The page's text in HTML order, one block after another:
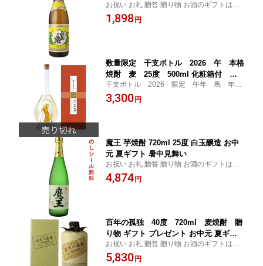
ト 暑中見舞い
お祝い お礼 贈答 贈り物 お酒のギフトはお
任せ下さい
1,898 円
数量限定 干支ボトル 2026 午 本格
焼酎 麦 25度 500ml 化粧箱付 八
鹿酒造 2026年 午年 お中元 夏ギフト
暑中見舞い
干支ボトル 2026 限定 午年 馬 年
賀 ギフト 贈り物
3,300 円
魔王 芋焼酎 720ml 25度 白玉醸造 お中
元 夏ギフト 暑中見舞い
お祝い お礼 贈答 贈り物 お酒のギフトはお
任せ下さい
4,874 円
百年の孤独 40度 720ml 麦焼酎 贈
り物 ギフト プレゼント お中元 夏ギフ
ト 暑中見舞い
お祝い お礼 贈答 贈り物 お酒のギフトはお
任せ下さい
5,830 円